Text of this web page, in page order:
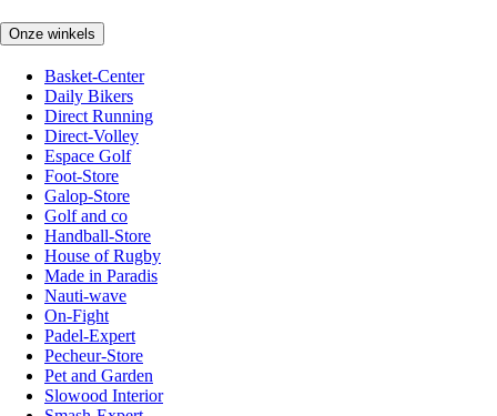
Onze winkels
Basket-Center
Daily Bikers
Direct Running
Direct-Volley
Espace Golf
Foot-Store
Galop-Store
Golf and co
Handball-Store
House of Rugby
Made in Paradis
Nauti-wave
On-Fight
Padel-Expert
Pecheur-Store
Pet and Garden
Slowood Interior